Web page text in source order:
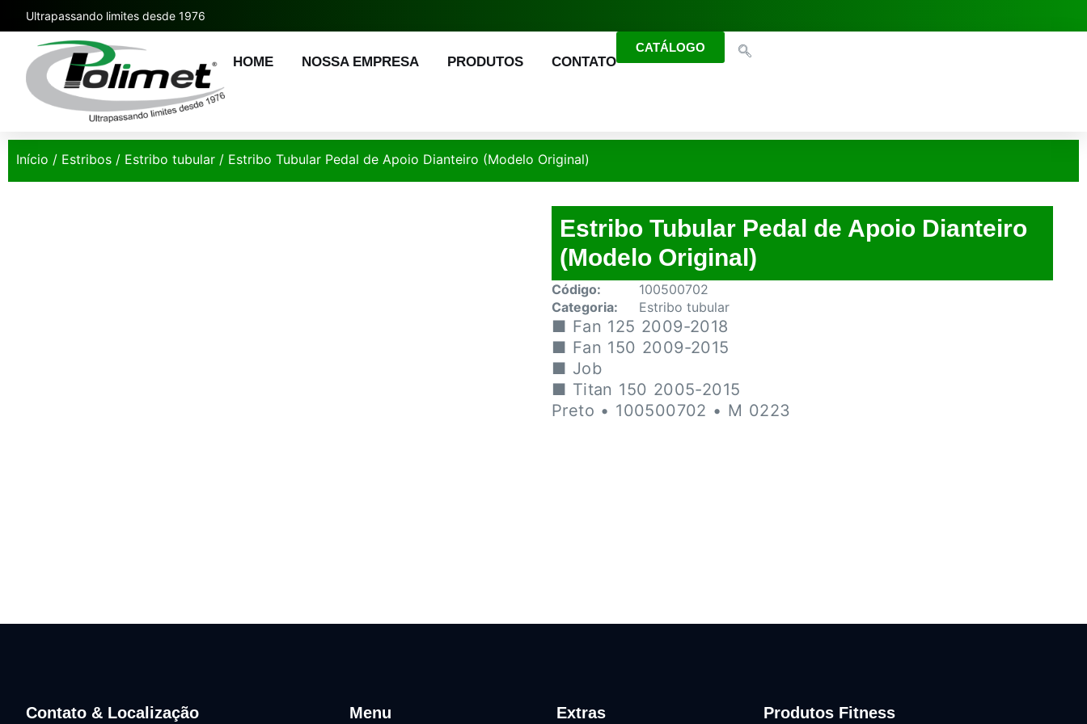
Ultrapassando limites desde 1976
HOME NOSSA EMPRESA PRODUTOS CONTATO
CATÁLOGO
Início / Estribos / Estribo tubular / Estribo Tubular Pedal de Apoio Dianteiro (Modelo Original)
Estribo Tubular Pedal de Apoio Dianteiro
(Modelo Original)
Código:
100500702
Categoria:
Estribo tubular
■ Fan 125 2009-2018
■ Fan 150 2009-2015
■ Job
■ Titan 150 2005-2015
Preto • 100500702 • M 0223
Contato & Localização Menu Extras Produtos Fitness